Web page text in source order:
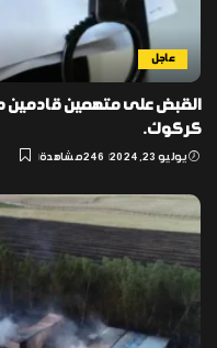
عاجل
القبض على متهمين قادمين
كركوك.
يوليو 23, 2024 246 مشاهدة